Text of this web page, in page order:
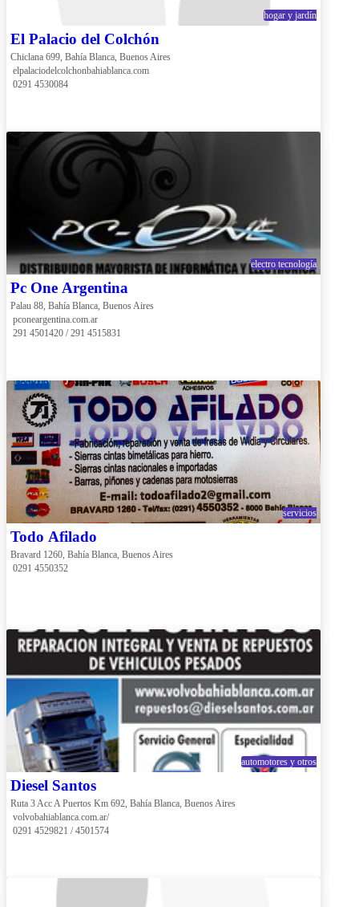
hogar y jardín
El Palacio del Colchón
Chiclana 699, Bahía Blanca, Buenos Aires
elpalaciodelcolchonbahiablanca.com
0291 4530084
electro tecnología
Pc One Argentina
Palau 88, Bahía Blanca, Buenos Aires
pconeargentina.com.ar
291 4501420 / 291 4515831
servicios
Todo Afilado
Bravard 1260, Bahía Blanca, Buenos Aires
0291 4550352
automotores y otros
Diesel Santos
Ruta 3 Acc A Puertos Km 692, Bahía Blanca, Buenos Aires
volvobahiablanca.com.ar/
0291 4529821 / 4501574